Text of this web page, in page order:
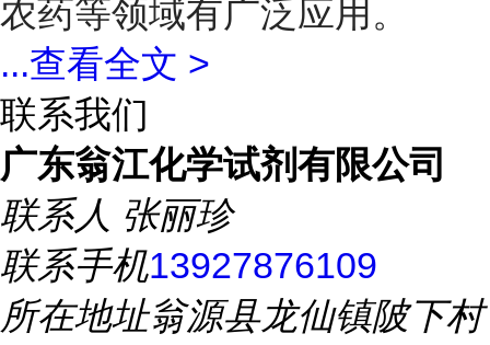
农药等领域有广泛应用。
...查看全文 >
联系我们
广东翁江化学试剂有限公司
联系人 张丽珍
联系手机13927876109
所在地址翁源县龙仙镇陂下村